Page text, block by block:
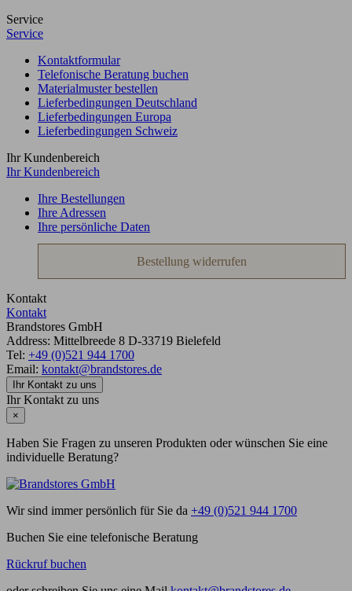
Service
Service
Kontaktformular
Telefonische Beratung buchen
Materialmuster bestellen
Lieferbedingungen Deutschland
Lieferbedingungen Europa
Lieferbedingungen Schweiz
Ihr Kundenbereich
Ihr Kundenbereich
Ihre Bestellungen
Ihre Adressen
Ihre persönliche Daten
Bestellung widerrufen
Kontakt
Kontakt
Brandstores GmbH
Address: Mittelbreede 8 D-33719 Bielefeld
Tel: +49 (0)521 944 1700
Email: kontakt@brandstores.de
Ihr Kontakt zu uns
Ihr Kontakt zu uns
×
Haben Sie Fragen zu unseren Produkten oder wünschen Sie eine
individuelle Beratung?
Wir sind immer persönlich für Sie da +49 (0)521 944 1700
Buchen Sie eine telefonische Beratung
Rückruf buchen